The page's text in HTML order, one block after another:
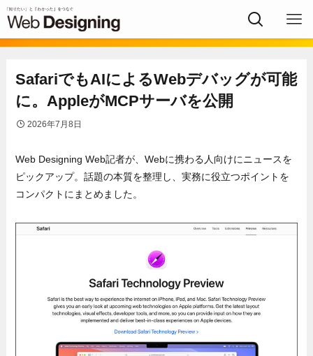
SafariでもAIによるWebデバッグが可能
に。AppleがMCPサーバを公開
2026年7月8日
Web Designing Web記者が、Webに携わる人向けにニュースを
ピックアップ。話題の本質を整理し、実務に役立つポイントを
コンパクトにまとめました。